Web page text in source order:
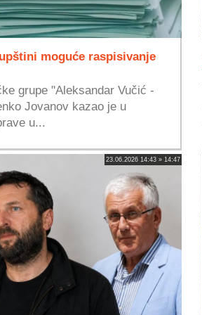
moguće raspisivanje
grupe "Aleksandar Vučić -
Jovanov kazao je u
u...
23.06.2026 14:43 » 14:47